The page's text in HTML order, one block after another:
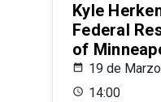
Kyle
Federal
of
19 de
14:00